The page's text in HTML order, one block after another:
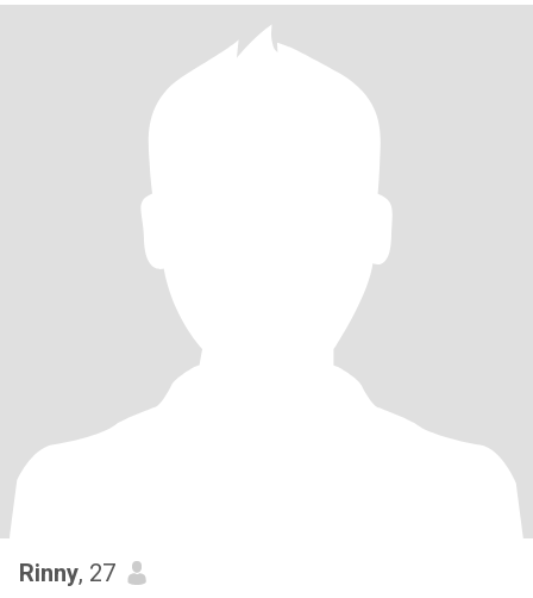
Rinny, 27